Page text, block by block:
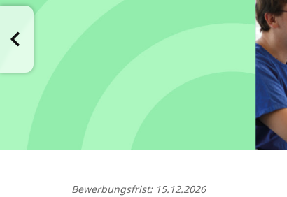
Bewerbungsfrist: 15.12.2026